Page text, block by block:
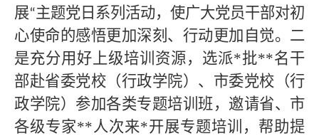
展“主题党日系列活动，使广大党员干部对初
心使命的感悟更加深刻、行动更加自觉。二
是充分用好上级培训资源，选派*批**名干
部赴省委党校（行政学院）、市委党校（行
政学院）参加各类专题培训班，邀请省、市
各级专家**人次来*开展专题培训，帮助提